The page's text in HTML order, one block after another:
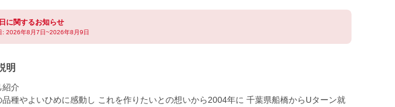
に関するお知らせ
: 2026年8月7日~2026年8月9日
明
介
品種やよいひめに感動し これを作りたいとの想いから2004年に 千葉県船橋からUターン就